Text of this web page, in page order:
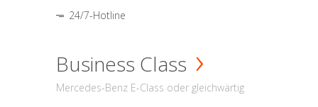
24/7-Hotline
Business Class
Mercedes-Benz E-Class oder gleichwärtig